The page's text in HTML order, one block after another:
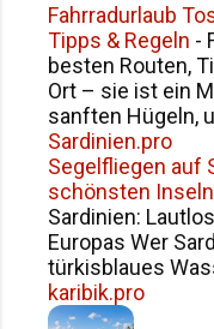
Fahrradurlaub
Tipps & Regeln -
besten Routen,
Ort – sie ist ein
sanften Hügeln,
Sardinien.pro
Segelfliegen auf
schönsten
Sardinien:
Europas Wer
türkisblaues
karibik.pro